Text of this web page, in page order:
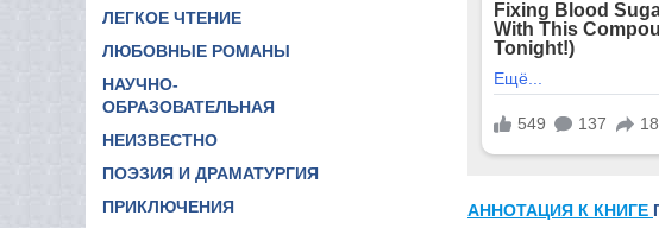
ЛЕГКОЕ ЧТЕНИЕ
ЛЮБОВНЫЕ РОМАНЫ
НАУЧНО-
ОБРАЗОВАТЕЛЬНАЯ
НЕИЗВЕСТНО
ПОЭЗИЯ И ДРАМАТУРГИЯ
ПРИКЛЮЧЕНИЯ
АННОТАЦИЯ К КНИГЕ